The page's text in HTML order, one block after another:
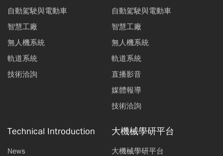
自動駕駛與電動車
智慧工廠
無人機系統
軌道系統
技術洽詢
自動駕駛與電動車
智慧工廠
無人機系統
軌道系統
直播影音
媒體報導
技術洽詢
Technical Introduction
News
大機械學研平台
大機械學研平台